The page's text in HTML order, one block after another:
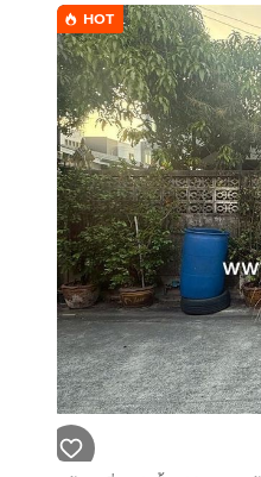
ห้องครัว :
- เครื่องบดเศษอาหารใ
- รองรับการทำอาหารไ
- ติดตั้งเครื่องปรับอากา
- พร้อมหน้าต่างใหม่หรื
จุดเด่นของบ้าน :
- บ้านตั้งอยู่บนแปลงมุมที่
- บ้านหันไปทางทิศเหนือ
- มีพื้นที่ดินเยอะ สามาร
- โครงสร้างหลังคาติดตั้
ประสิทธิภาพ
- ไฟทั้งบ้านถูกเปลี่ยนให
- ใช้สีทาบ้าน TOA
- ติดตั้งถังเก็บน้ำสะอาด
- ระบบท่อน้ำทิ้งที่ปรับปรุ
HOT